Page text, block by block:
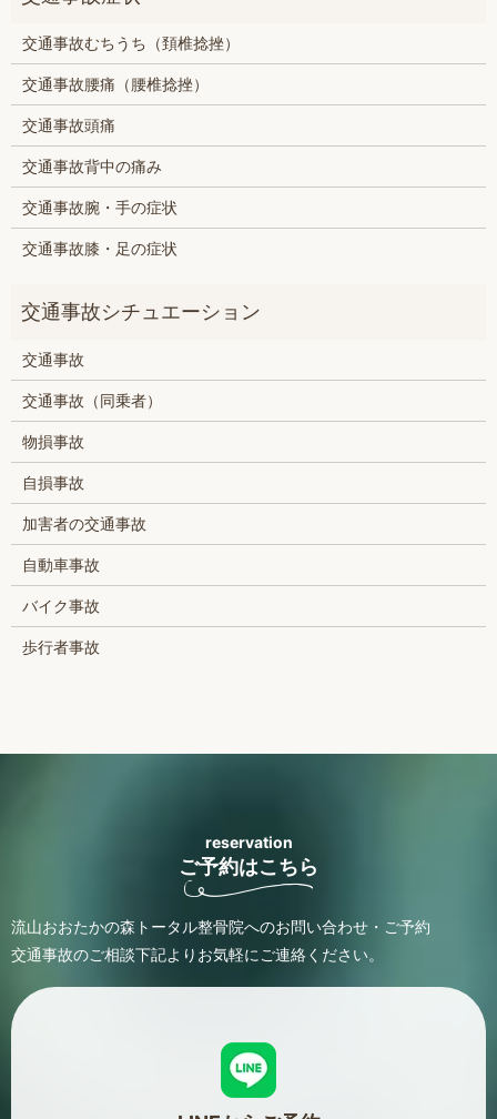
交通事故むちうち（頚椎捻挫）
交通事故腰痛（腰椎捻挫）
交通事故頭痛
交通事故背中の痛み
交通事故腕・手の症状
交通事故膝・足の症状
交通事故
交通事故（同乗者）
物損事故
自損事故
加害者の交通事故
自動車事故
バイク事故
歩行者事故
reservation
ご予約はこちら
流山おおたかの森トータル整骨院へのお問い合わせ・ご予約
交通事故のご相談下記よりお気軽にご連絡ください。